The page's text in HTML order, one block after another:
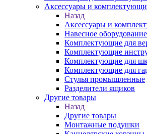
Аксессуары и
Назад
Аксессуары и
Навесное
Комплектующие для
Комплектующие
Комплектующие для
Комплектующие для
Стулья промышленные
Разделители ящиков
Другие товары
Назад
Другие товары
Монтажные подушки